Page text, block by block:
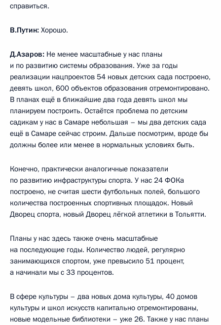
справиться.
В.Путин: Хорошо.
Д.Азаров: Не менее масштабные у нас планы
и по развитию системы образования. Уже за годы
реализации нацпроектов 54 новых детских сада построено,
девять школ, 600 объектов образования отремонтировано.
В планах ещё в ближайшие два года девять школ мы
планируем построить. Остаётся проблема по детским
садикам у нас в Самаре небольшая – мы два детских сада
ещё в Самаре сейчас строим. Дальше посмотрим, вроде бы
должны более или менее в нормальных условиях быть.
Конечно, практически аналогичные показатели
по развитию инфраструктуры спорта. У нас 24 ФОКа
построено, не считая шести футбольных полей, большого
количества построенных спортивных площадок. Новый
Дворец спорта, новый Дворец лёгкой атлетики в Тольятти.
Планы у нас здесь также очень масштабные
на последующие годы. Количество людей, регулярно
занимающихся спортом, уже превысило 51 процент,
а начинали мы с 33 процентов.
В сфере культуры – два новых дома культуры, 40 домов
культуры и школ искусств капитально отремонтированы,
новые модельные библиотеки – уже 26. Также у нас планы